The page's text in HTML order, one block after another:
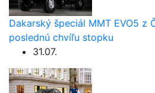
Dakarský špeciál MMT EVO5 z
poslednú chvíľu stopku
31.07.